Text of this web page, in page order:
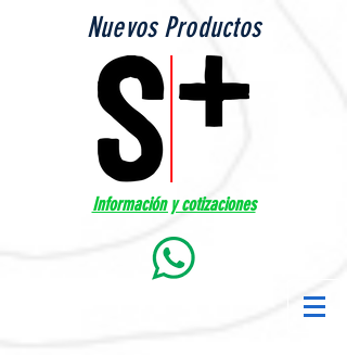
Nuevos Productos
Información y cotizaciones